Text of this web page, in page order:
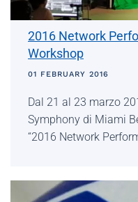
2016 Network
Workshop
01 FEBRUARY 2016
Dal 21 al 23 marzo
Symphony di Miami
“2016 Network